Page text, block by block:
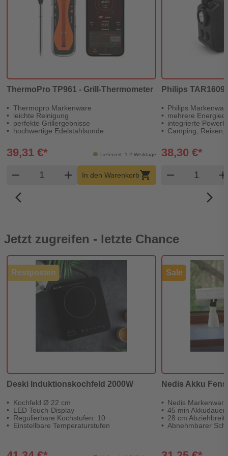
ThermoPro TP961 - Grill-Thermometer
Thermopro Markenware
leichte Reinigung
perfekte Grillergebnisse
hochwertige Edelstahlsonde
Lieferzeit: 1-2 Werktage
39,31 €*
remove Produkt Warenkorb Menge
add In den Warenkorbshopping_cart
Philips
Philips
mehrere
integrierte
Camping, Reisen,
38,30 €*
remove Produkt
arrow_back_ios_new
arrow_forward_ios
Jetzt zugreifen - letzte Chance
Restposten
Deski Induktionskochfeld 2000W
Kochfeld Ø 22 cm
LED Touch-Display
Regulierbare Kochstufen: 10
Einstellbare Temperaturstufen
Sale
Nedis Akku
Nedis Markenware
45 min Akkudauer
28 cm
Abnehmbarer